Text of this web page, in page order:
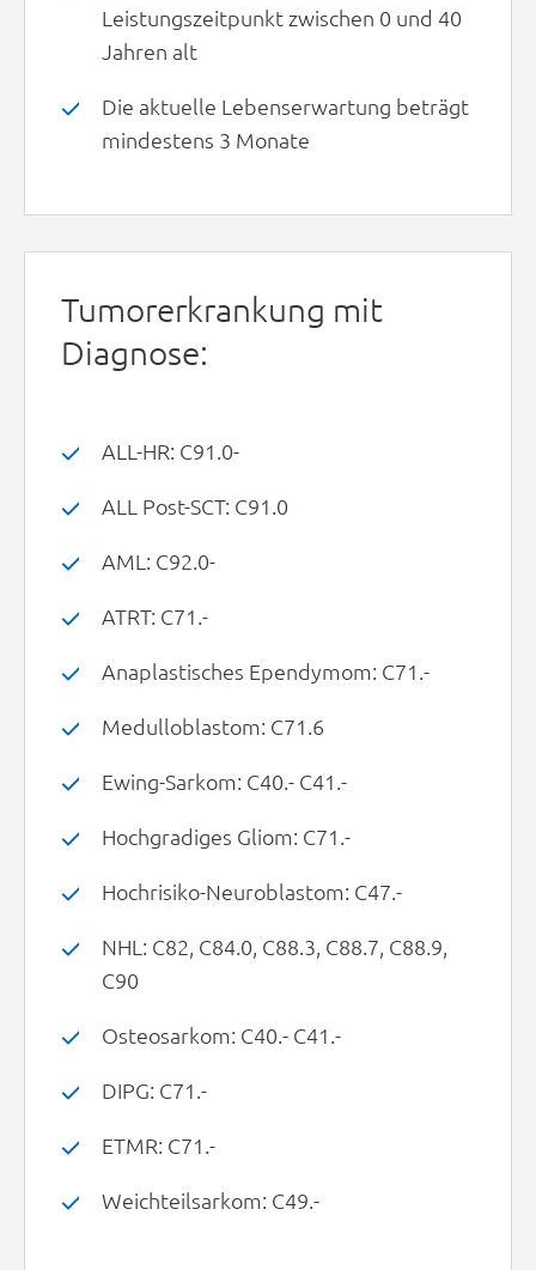
Leistungszeitpunkt zwischen 0 und 40
Jahren alt
Die aktuelle Lebenserwartung beträgt
mindestens 3 Monate
Tumorerkrankung mit
Diagnose:
ALL-HR: C91.0-
ALL Post-SCT: C91.0
AML: C92.0-
ATRT: C71.-
Anaplastisches Ependymom: C71.-
Medulloblastom: C71.6
Ewing-Sarkom: C40.- C41.-
Hochgradiges Gliom: C71.-
Hochrisiko-Neuroblastom: C47.-
NHL: C82, C84.0, C88.3, C88.7, C88.9,
C90
Osteosarkom: C40.- C41.-
DIPG: C71.-
ETMR: C71.-
Weichteilsarkom: C49.-